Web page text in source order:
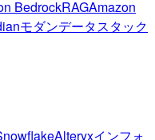
BedrockRAGAmazon
モダンデータスタック
Alteryxインフォ